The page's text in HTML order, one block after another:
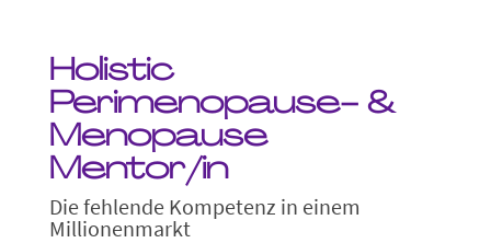
Holistic
Perimenopause- &
Menopause
Mentor/in
Die fehlende Kompetenz in einem
Millionenmarkt